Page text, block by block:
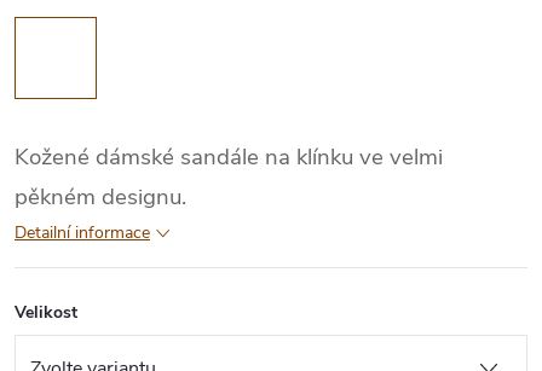
Kožené dámské sandále na klínku ve velmi
pěkném designu.
Detailní informace
Velikost